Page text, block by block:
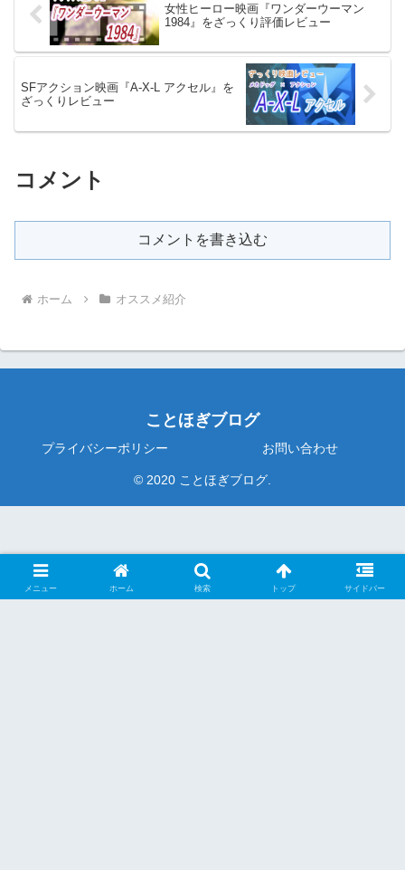
女性ヒーロー映画『ワンダーウーマン
1984』をざっくり評価レビュー
SFアクション映画『A-X-L アクセル』を
ざっくりレビュー
コメント
コメントを書き込む
ホーム オススメ紹介
ことほぎブログ
プライバシーポリシー お問い合わせ
© 2020 ことほぎブログ.
メニュー ホーム 検索 トップ サイドバー